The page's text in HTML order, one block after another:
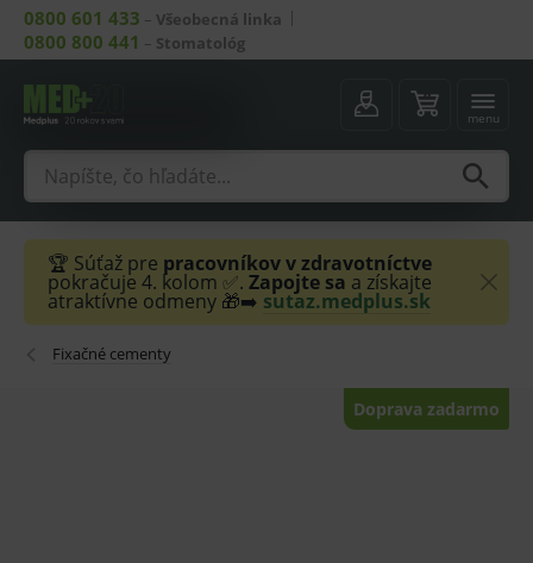
0800 601 433 – Všeobecná linka
0800 800 441 – Stomatológ
menu
🏆 Súťaž pre pracovníkov v zdravotníctve
pokračuje 4. kolom ✅. Zapojte sa a získajte
atraktívne odmeny 🎁➡️ sutaz.medplus.sk
Fixačné cementy
Doprava zadarmo